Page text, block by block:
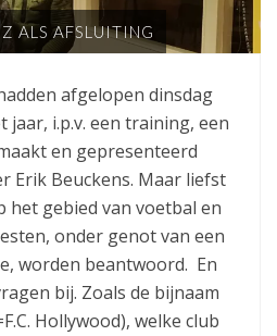
ALS AFSLUITING
afgelopen dinsdag
jaar, i.p.v. een training, een
en gepresenteerd
Erik Beuckens. Maar liefst
het gebied van voetbal en
onder genot van een
worden beantwoord. En
bij. Zoals de bijnaam
Hollywood), welke club